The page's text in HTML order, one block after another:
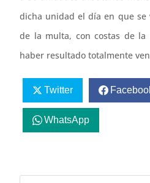
dicha unidad el día en que se
de la multa, con costas de
haber resultado totalmente
Twitter
WhatsApp